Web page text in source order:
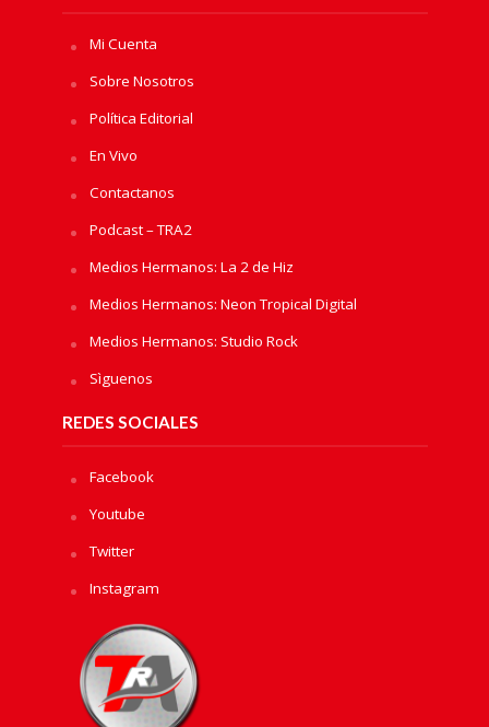
Mi Cuenta
Sobre Nosotros
Política Editorial
En Vivo
Contactanos
Podcast – TRA2
Medios Hermanos: La 2 de Hiz
Medios Hermanos: Neon Tropical Digital
Medios Hermanos: Studio Rock
Sìguenos
REDES SOCIALES
Facebook
Youtube
Twitter
Instagram